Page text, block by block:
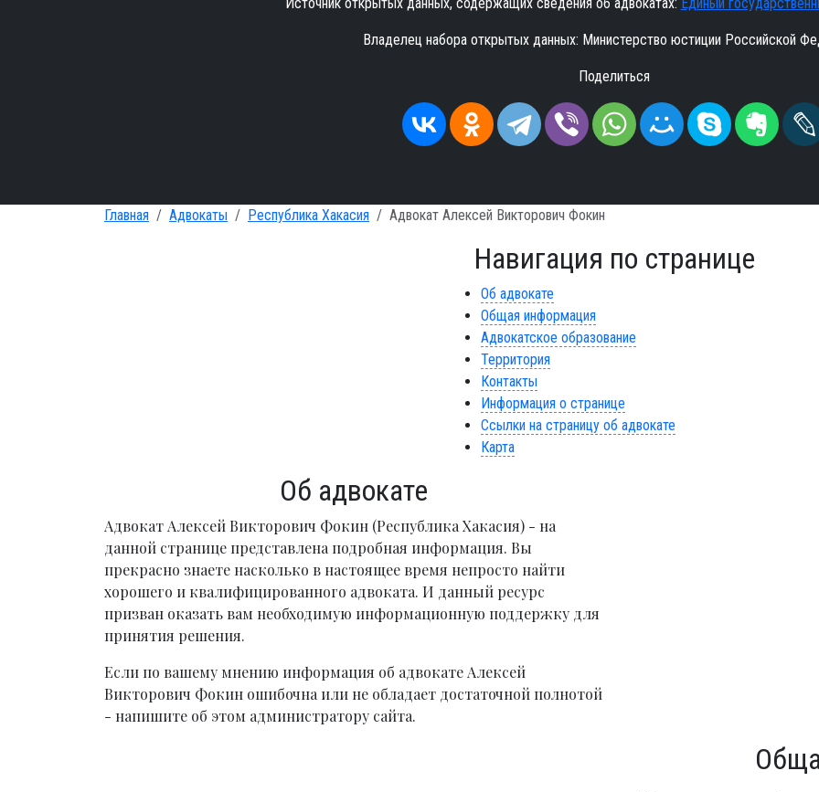
Владелец набора открытых данных: Министерство юстиции Российской
Поделиться
Главная Адвокаты Республика Хакасия Адвокат Алексей Викторович Фокин
Навигация по странице
Об адвокате
Общая информация
Адвокатское образование
Территория
Контакты
Информация о странице
Ссылки на страницу об адвокате
Карта
Об адвокате
Адвокат Алексей Викторович Фокин (Республика Хакасия) - на
данной странице представлена подробная информация. Вы
прекрасно знаете насколько в настоящее время непросто найти
хорошего и квалифицированного адвоката. И данный ресурс
призван оказать вам необходимую информационную поддержку для
принятия решения.
Если по вашему мнению информация об адвокате Алексей
Викторович Фокин ошибочна или не обладает достаточной полнотой
- напишите об этом администратору сайта.